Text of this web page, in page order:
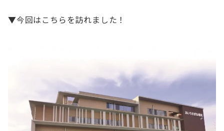
▼今回はこちらを訪れました！